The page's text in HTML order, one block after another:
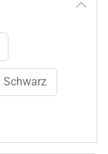
Schwarz